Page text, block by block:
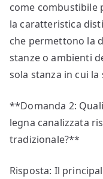
come combustibile
la caratteristica
che permettono la
stanze o ambienti
sola stanza in cui
**Domanda 2:
legna canalizzata
tradizionale?**
Risposta: Il